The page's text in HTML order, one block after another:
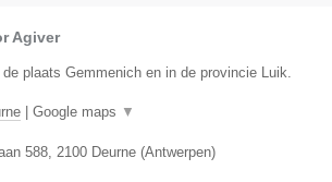
Agiver
plaats Gemmenich en in de provincie Luik.
Google maps ▼
588 2100 Deurne (Antwerpen)